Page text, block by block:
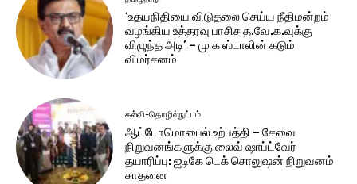
‘உதயநிதியை விடுதலை செய்ய நீதிமன்றம்
வழங்கிய உத்தரவு பாசிச த.வே.க.வுக்கு
விழுந்த அடி’ – மு க ஸ்டாலின் கடும்
விமர்சனம்
கல்வி-தொழில்நுட்பம்
ஆட்டோமொபைல் உற்பத்தி – சேவை
நிறுவனங்களுக்கு லைவ் ஷாப்ட்வேர்
தயாரிப்பு: ஐடிகே டெக் சொலுஷன் நிறுவனம்
சாதனை